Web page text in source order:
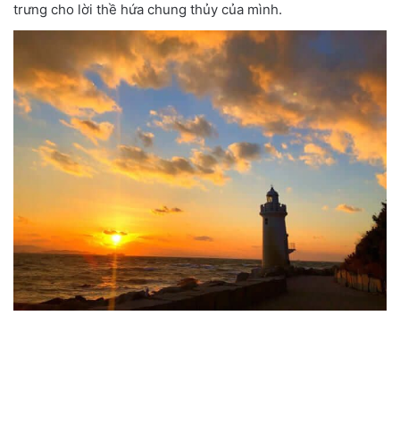
trưng cho lời thề hứa chung thủy của mình.